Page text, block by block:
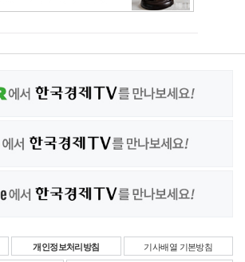
개인정보처리방침 기사배열 기본방침